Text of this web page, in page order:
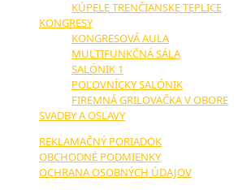
KÚPELE TRENČIANSKE TEPLICE
KONGRESY
KONGRESOVÁ AULA
MULTIFUNKČNÁ SÁLA
SALÓNIK 1
POĽOVNÍCKY SALÓNIK
FIREMNÁ GRILOVAČKA V OBORE
SVADBY A OSLAVY
REKLAMAČNÝ PORIADOK
OBCHODNÉ PODMIENKY
OCHRANA OSOBNÝCH ÚDAJOV